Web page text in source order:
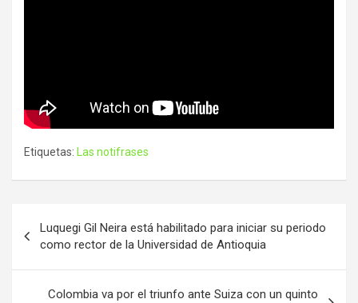
Etiquetas: Las notifrases
de
entradas
Luquegi Gil Neira está habilitado para iniciar su periodo
como rector de la Universidad de Antioquia
Colombia va por el triunfo ante Suiza con un quinto